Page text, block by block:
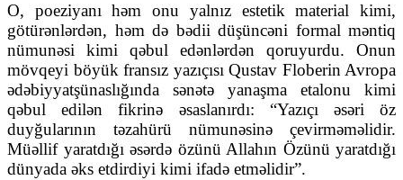
O, poeziyanı həm onu yalnız estetik material kimi,
götürənlərdən, həm də bədii düşüncəni formal məntiq
nümunəsi kimi qəbul edənlərdən qoruyurdu. Onun
mövqeyi böyük fransız yazıçısı Qustav Floberin Avropa
ədəbiyyatşünaslığında sənətə yanaşma etalonu kimi
qəbul edilən fikrinə əsaslanırdı: “Yazıçı əsəri öz
duyğularının təzahürü nümunəsinə çevirməməlidir.
Müəllif yaratdığı əsərdə özünü Allahın Özünü yaratdığı
dünyada əks etdirdiyi kimi ifadə etməlidir”.